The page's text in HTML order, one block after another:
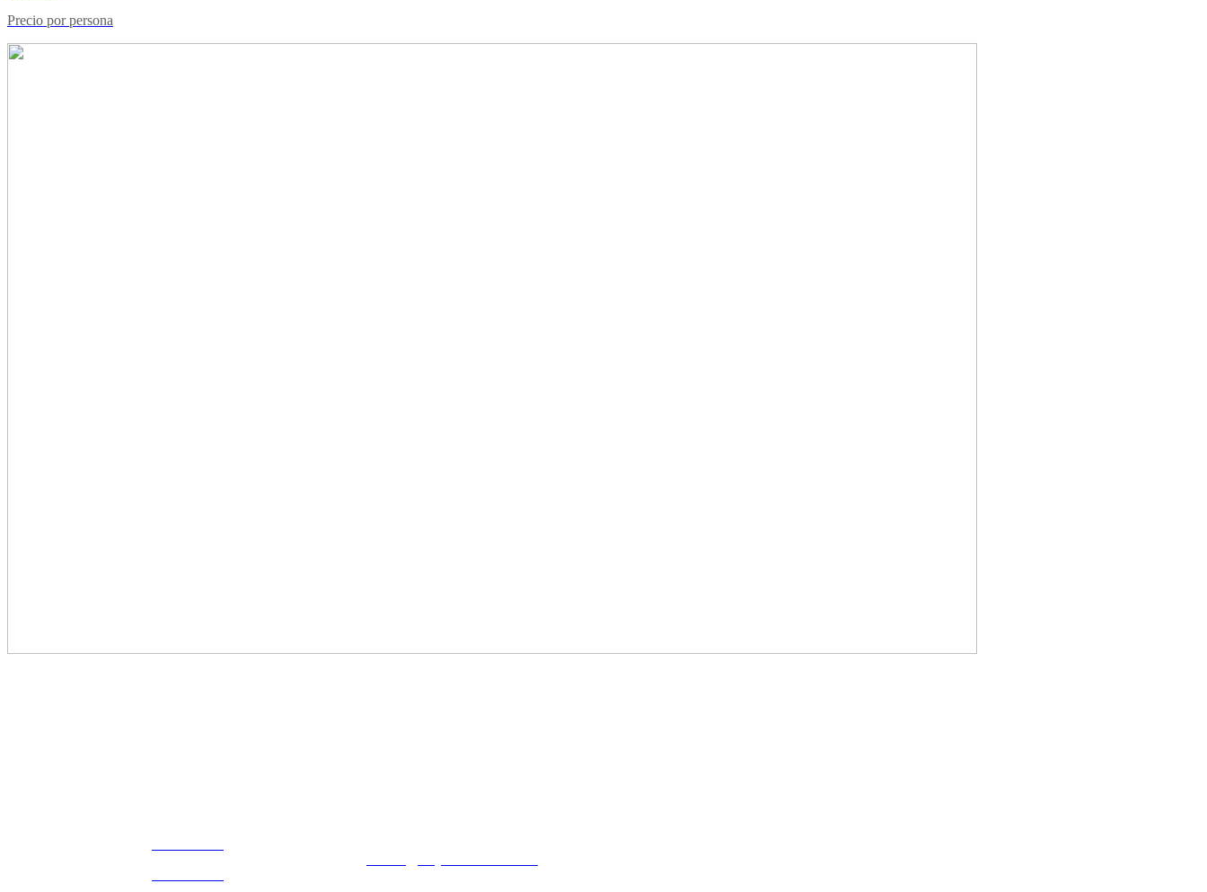
Precio por persona